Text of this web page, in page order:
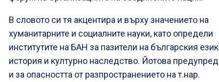
В словото си тя акцентира и върху значението на
хуманитарните и социалните науки, като определи
институтите на БАН за пазители на българския
история и културно наследство. Йотова
и за опасността от разпространението на т.нар.